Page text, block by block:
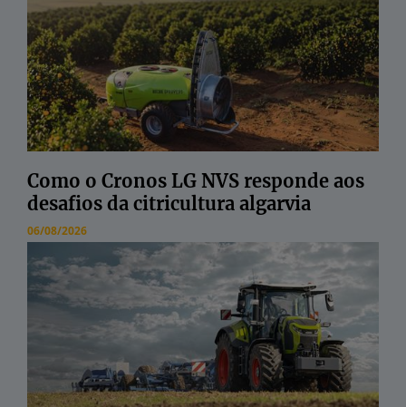
Como o Cronos LG NVS responde aos
desafios da citricultura algarvia
06/08/2026